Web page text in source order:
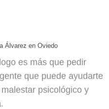
Álvarez en Oviedo
es más que pedir
que puede ayudarte
psicológico y